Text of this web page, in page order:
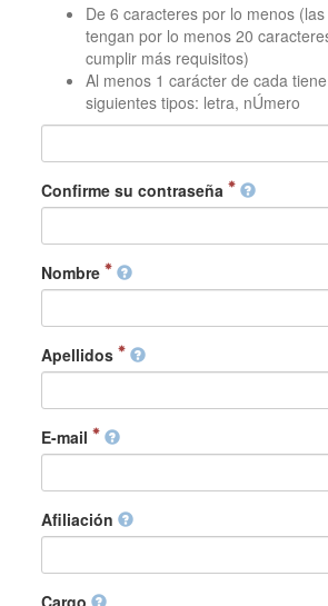
De 6 caracteres por lo menos
tengan por lo menos 20
cumplir más requisitos)
Al menos 1 carácter de cada
siguientes tipos: letra, nÚmero
Confirme su contraseña
Nombre
Apellidos
E-mail
Afiliación
Cargo